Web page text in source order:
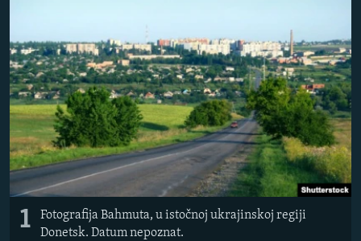
SPECIJALI RSE
VIŠE OD NASLOVA
GENOCID U SREBRENICI
POPLAVE I KLIZIŠTA U BIH 2024.
TV LIBERTY
POST SCRIPTUM
MOJA EVROPA
PRATITE NAS
Sve RFE/RL stranice
1
Fotografija Bahmuta, u istočnoj ukrajinskoj regiji
Donetsk. Datum nepoznat.